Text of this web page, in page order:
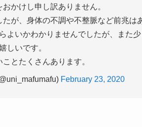
かけし申し訳ありません。
が、身体の不調や不整脈など前兆は
よいかわかりませんでしたが、また
しいです。
とたくさんあります。
February 23, 2020